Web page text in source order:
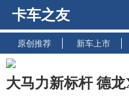
卡车之友
原创推荐 新车上市
大马力新标杆 德